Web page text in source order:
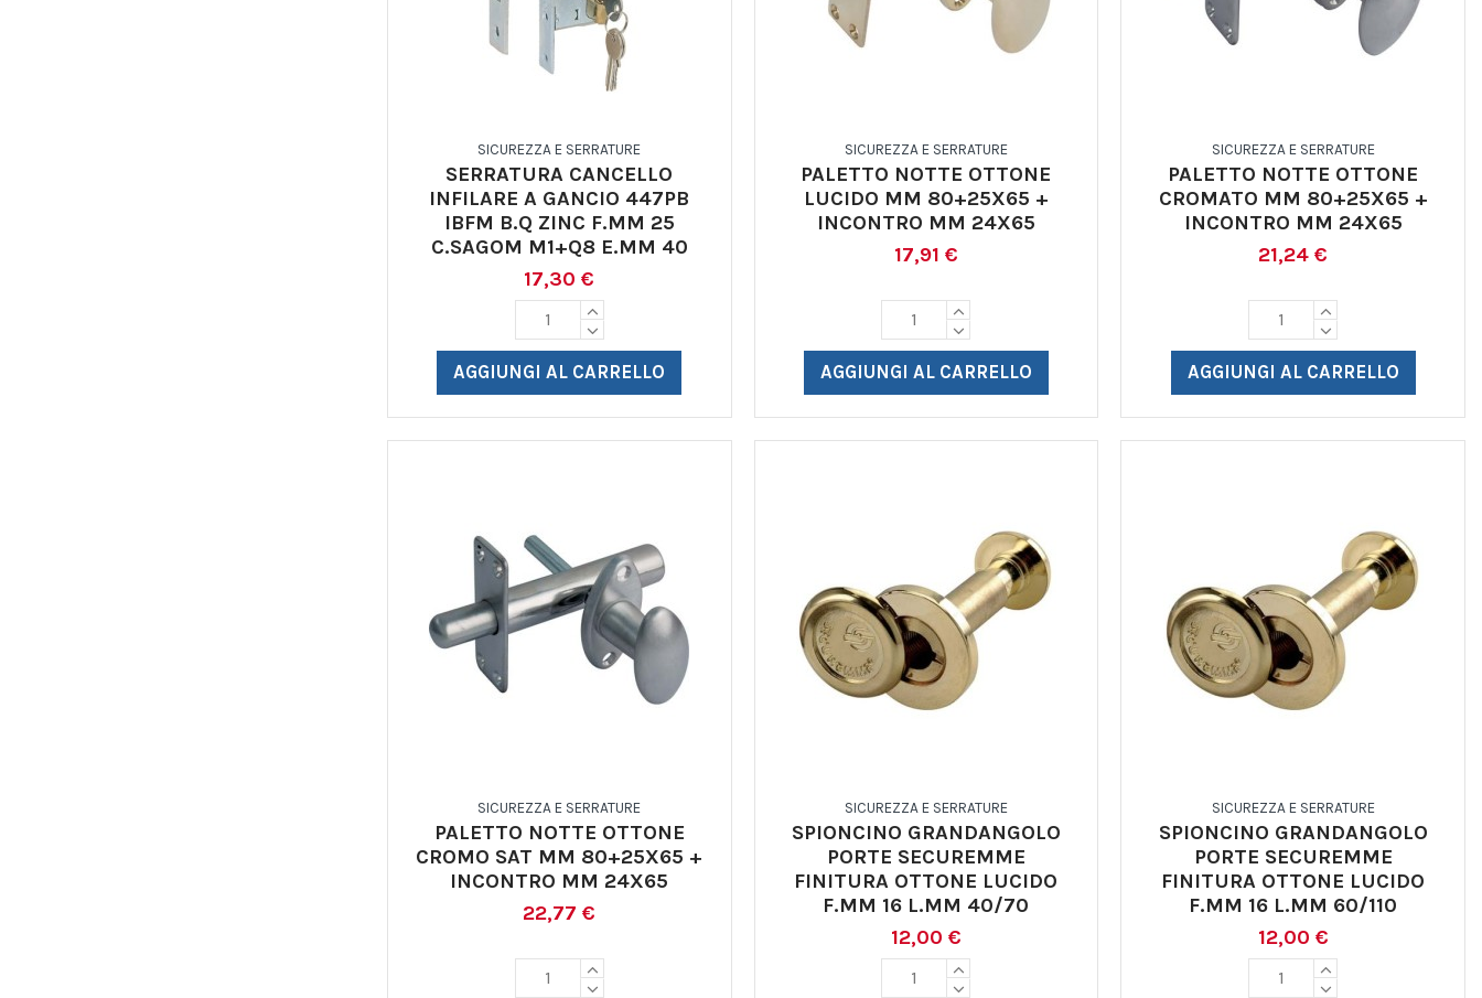
SICUREZZA E SERRATURE
SERRATURA CANCELLO
INFILARE A GANCIO 447PB
IBFM B.Q ZINC F.MM 25
C.SAGOM M1+Q8 E.MM 40
17,30 €
AGGIUNGI AL CARRELLO
SICUREZZA E SERRATURE
PALETTO NOTTE OTTONE
LUCIDO MM 80+25X65 +
INCONTRO MM 24X65
17,91 €
AGGIUNGI AL CARRELLO
SICUREZZA E SERRATURE
PALETTO NOTTE OTTONE
CROMATO MM 80+25X65 +
INCONTRO MM 24X65
21,24 €
AGGIUNGI AL CARRELLO
SICUREZZA E SERRATURE
PALETTO NOTTE OTTONE
CROMO SAT MM 80+25X65 +
INCONTRO MM 24X65
22,77 €
SICUREZZA E SERRATURE
SPIONCINO GRANDANGOLO
PORTE SECUREMME
FINITURA OTTONE LUCIDO
F.MM 16 L.MM 40/70
12,00 €
SICUREZZA E SERRATURE
SPIONCINO GRANDANGOLO
PORTE SECUREMME
FINITURA OTTONE LUCIDO
F.MM 16 L.MM 60/110
12,00 €